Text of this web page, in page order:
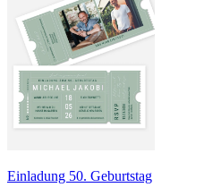
Einladung 50. Geburtstag